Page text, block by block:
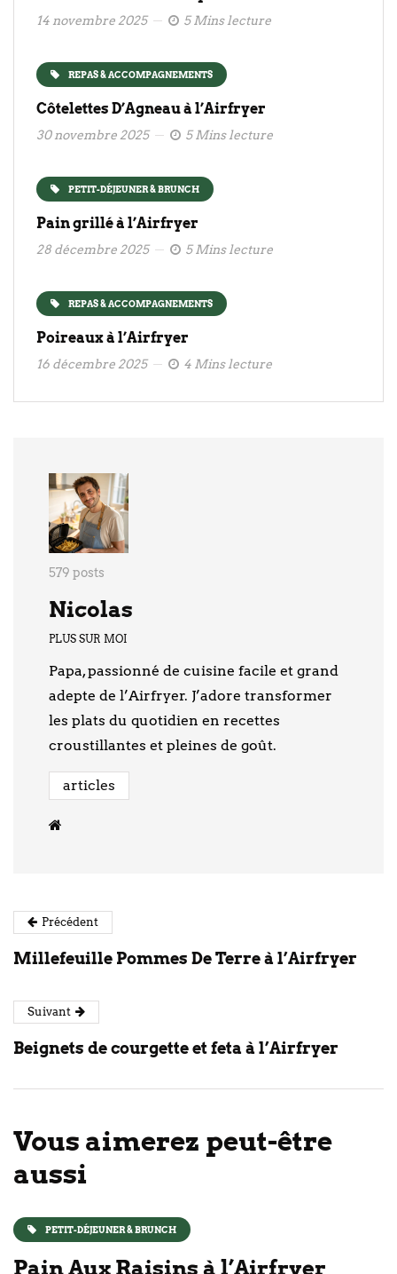
14 novembre 2025 5 Mins lecture
REPAS & ACCOMPAGNEMENTS
Côtelettes D’Agneau à l’Airfryer
30 novembre 2025 5 Mins lecture
PETIT-DÉJEUNER & BRUNCH
Pain grillé à l’Airfryer
28 décembre 2025 5 Mins lecture
REPAS & ACCOMPAGNEMENTS
Poireaux à l’Airfryer
16 décembre 2025 4 Mins lecture
579 posts
Nicolas
PLUS SUR MOI
Papa, passionné de cuisine facile et grand
adepte de l’Airfryer. J’adore transformer
les plats du quotidien en recettes
croustillantes et pleines de goût.
articles
Précédent
Millefeuille Pommes De Terre à l’Airfryer
Suivant
Beignets de courgette et feta à l’Airfryer
Vous aimerez peut-être
aussi
PETIT-DÉJEUNER & BRUNCH
Pain Aux Raisins à l’Airfryer